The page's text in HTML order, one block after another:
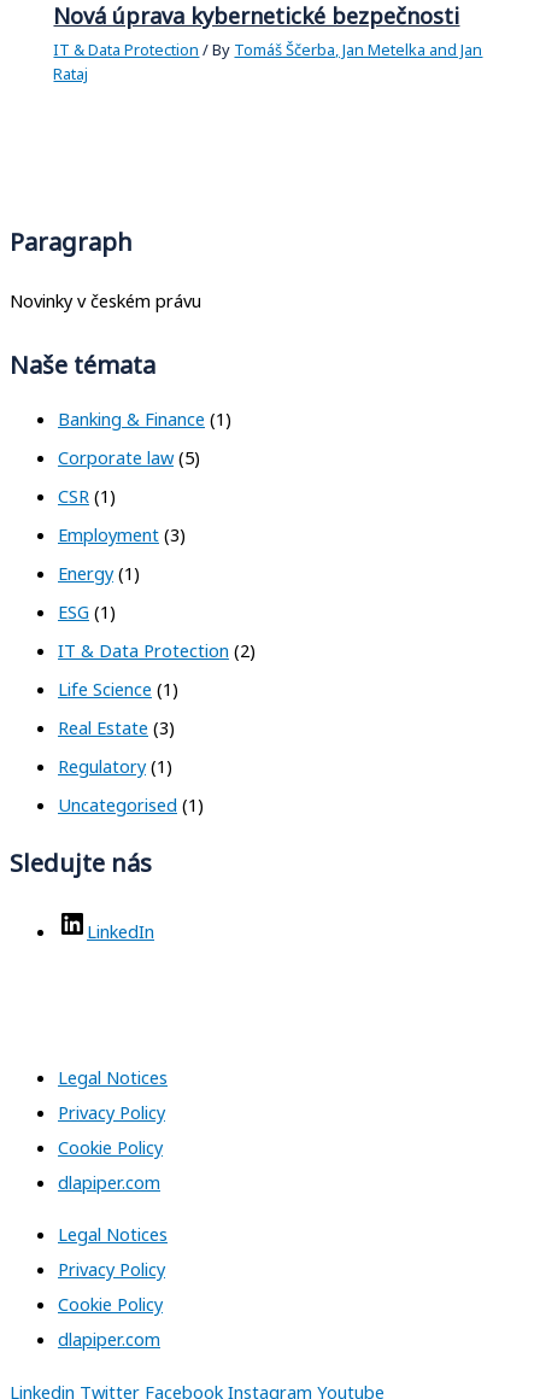
Nová úprava kybernetické bezpečnosti
IT & Data Protection / By Tomáš Ščerba, Jan Metelka and Jan
Rataj
Paragraph
Novinky v českém právu
Naše témata
Banking & Finance (1)
Corporate law(5)
CSR (1)
Employment (3)
Energy(1)
ESG (1)
IT & Data Protection (2)
Life Science (1)
Real Estate (3)
Regulatory(1)
Uncategorised (1)
Sledujte nás
LinkedIn
Legal Notices
Privacy Policy
Cookie Policy
dlapiper.com
Legal Notices
Privacy Policy
Cookie Policy
dlapiper.com
Linkedin Twitter Facebook Instagram Youtube